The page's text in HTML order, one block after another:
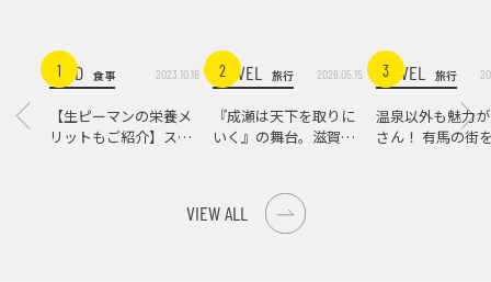
1FOOD 食事 2023.10.16
【生ピーマンの栄養メ
リットもご紹介】スパ
2
TRAVEL 旅行 2026.05.15
『成瀬は天下を取りに
いく』の舞台。滋賀県
3
TRAVEL 旅行
温泉以外も魅力
さん！ 有馬の街
VIEW ALL